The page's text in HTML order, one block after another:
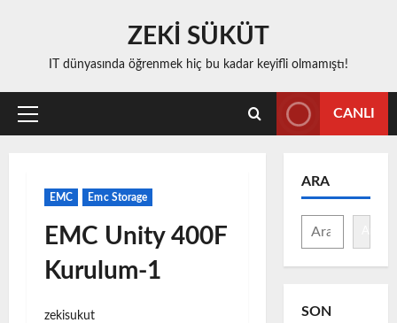
ZEKİ SÜKÜT
IT dünyasında öğrenmek hiç bu kadar keyifli olmamıştı!
Primary
CANLI
EMC Emc Storage
EMC Unity 400F
Kurulum-1
zekisukut
ARA
SON